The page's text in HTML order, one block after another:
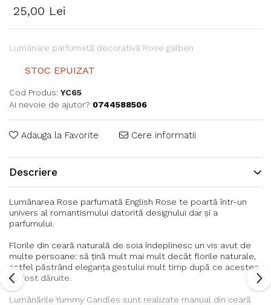
25,00 Lei
Lumânare parfumată decorativă Rose galben
STOC EPUIZAT
Cod Produs: YC65
Ai nevoie de ajutor? 0744588506
Adauga la Favorite Cere informatii
Descriere
Lumânarea Rose parfumată English Rose te poartă într-un
univers al romantismului datorită designului dar și a
parfumului.
Florile din ceară naturală de soia îndeplinesc un vis avut de
multe persoane: să țină mult mai mult decât florile naturale,
astfel păstrând eleganța gestului mult timp după ce acestea
au fost dăruite.
Lumânările Yummy Candles sunt realizate manual din ceară